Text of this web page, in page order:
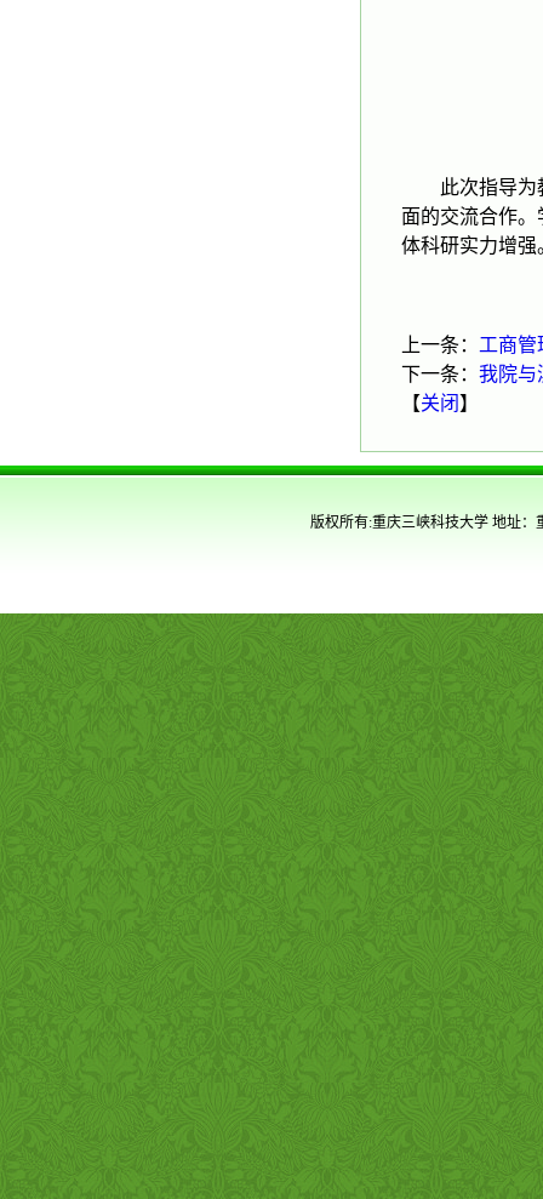
此次指导
面的交流合作
体科研实力增强
上一条： 工商管
下一条： 我院与
【关闭 】
版权所有:重庆三峡科技大学 地址